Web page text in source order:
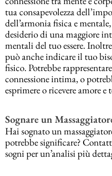
tua consapevolezza
dell’armonia fisica e
desiderio di una maggiore
mentali del tuo essere.
può anche indicare il tuo
fisico. Potrebbe
connessione intima, o
esprimere o ricevere amore e
Sognare un
Hai sognato un
potrebbe significare?
sogni per un’analisi più